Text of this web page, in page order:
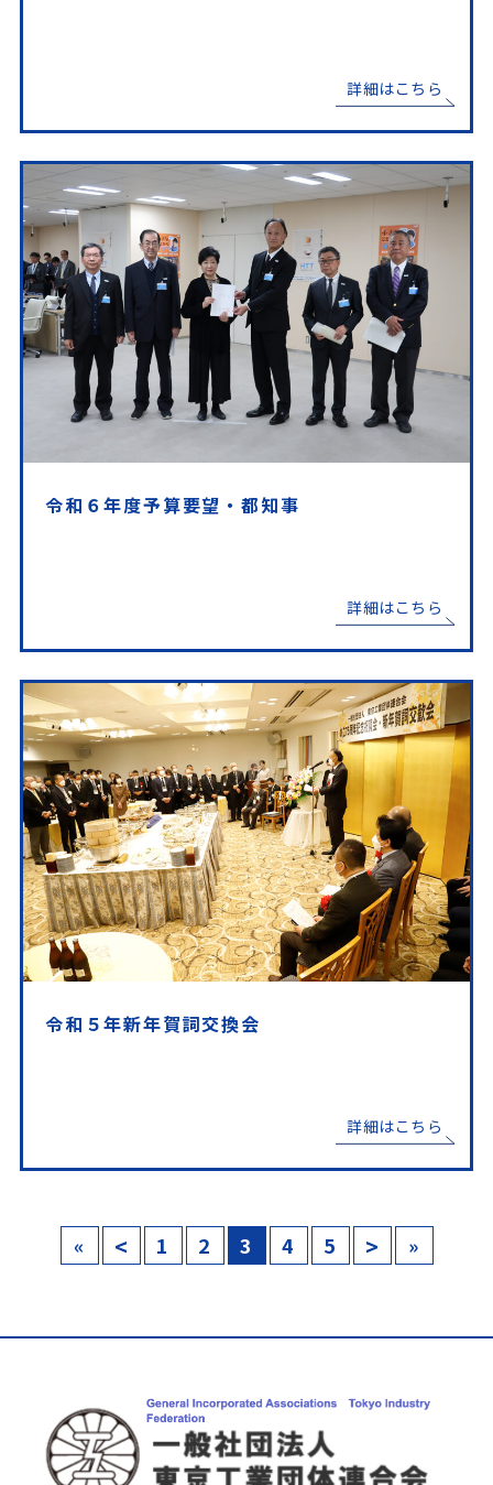
詳細はこちら
令和６年度予算要望・都知事
詳細はこちら
令和５年新年賀詞交換会
詳細はこちら
« < 1 2 3 4 5 > »